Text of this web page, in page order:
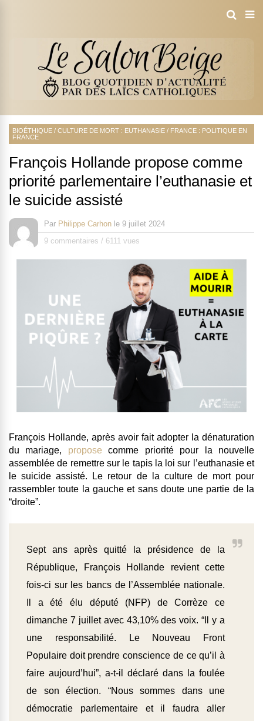
BIOÉTHIQUE / CULTURE DE MORT : EUTHANASIE / FRANCE : POLITIQUE EN
FRANCE
François Hollande propose comme
priorité parlementaire l’euthanasie et
le suicide assisté
Par Philippe Carhon le 9 juillet 2024
9 commentaires / 6111 vues
François Hollande, après avoir fait adopter la dénaturation
du mariage, propose comme priorité pour la nouvelle
assemblée de remettre sur le tapis la loi sur l’euthanasie et
le suicide assisté. Le retour de la culture de mort pour
rassembler toute la gauche et sans doute une partie de la
“droite”.
Sept ans après quitté la présidence de la
République, François Hollande revient cette
fois-ci sur les bancs de l’Assemblée nationale.
Il a été élu député (NFP) de Corrèze ce
dimanche 7 juillet avec 43,10% des voix. “Il y a
une responsabilité. Le Nouveau Front
Populaire doit prendre conscience de ce qu’il à
faire aujourd’hui”, a-t-il déclaré dans la foulée
de son élection. “Nous sommes dans une
démocratie parlementaire et il faudra aller